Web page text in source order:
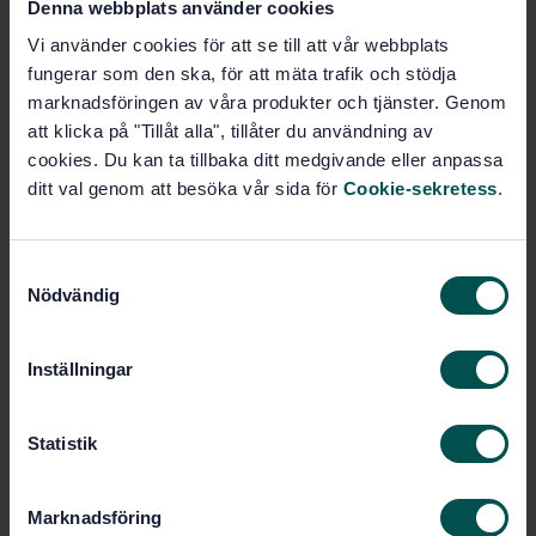
Denna webbplats använder cookies
Vi använder cookies för att se till att vår webbplats
fungerar som den ska, för att mäta trafik och stödja
marknadsföringen av våra produkter och tjänster. Genom
att klicka på "Tillåt alla", tillåter du användning av
cookies. Du kan ta tillbaka ditt medgivande eller anpassa
ditt val genom att besöka vår sida för Cookie-sekretess.
Nödvändig
Inställningar
Statistik
Marknadsföring
och krav för validering och verifiering (ISO 14019-
Prenumerera på standarden - Läs mer
Pris:1 599 SEK
Lägg i varukorgen
överensstämmelse, SIS/TK 316
information — Part 1: General